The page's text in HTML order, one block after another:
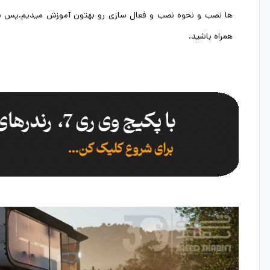
ها نصب و نحوه نصب و فعال سازی رو بهتون آموزش میدیم.پس
همراه باشید.